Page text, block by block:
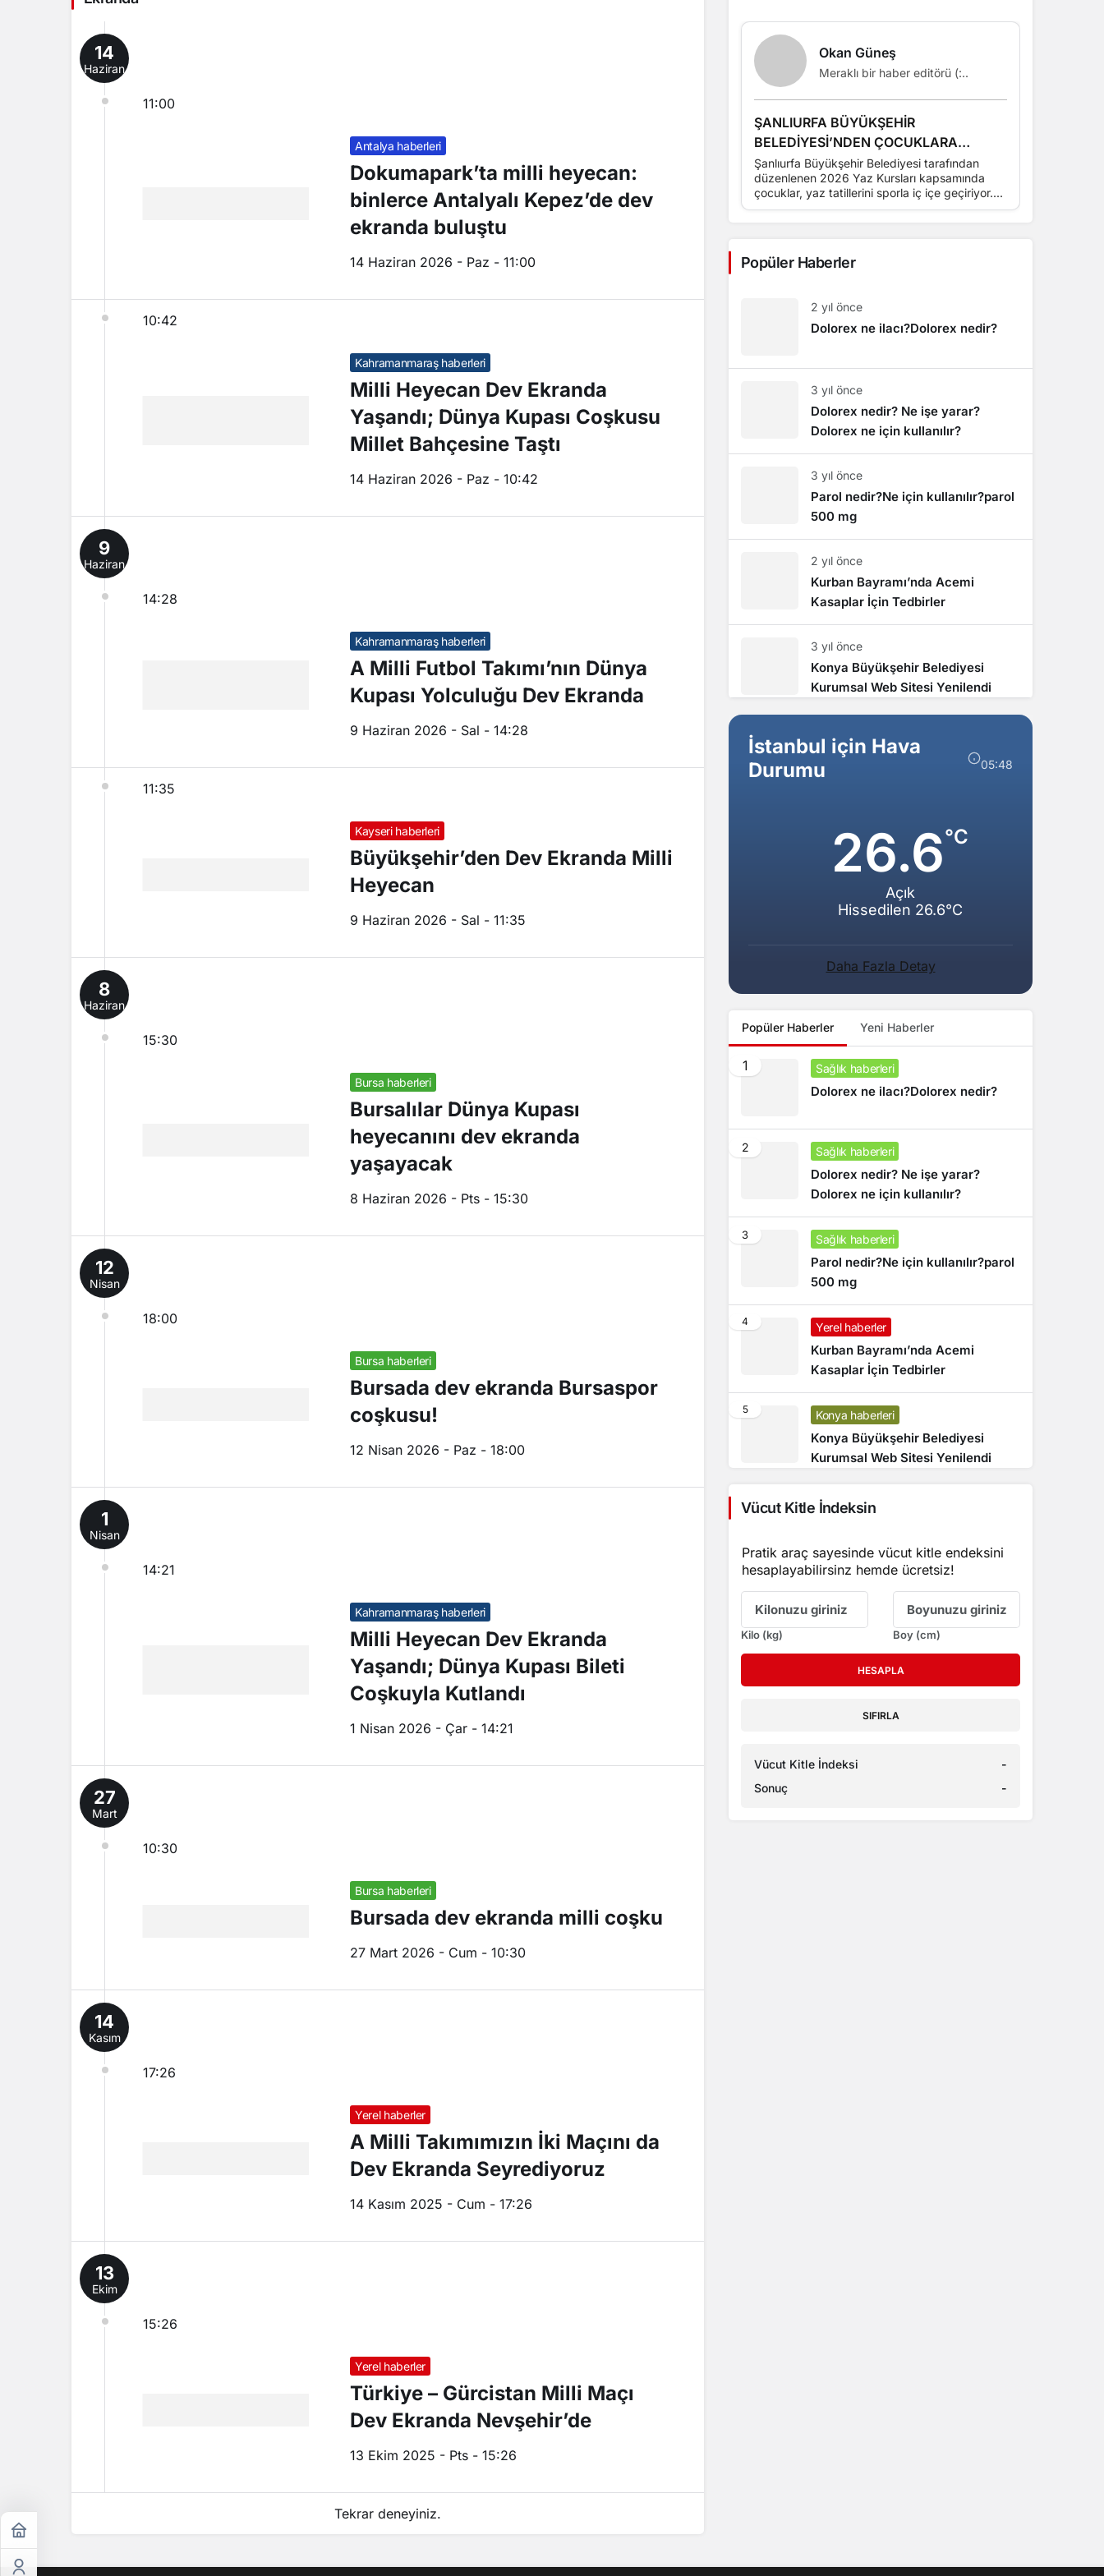
14
Haziran
11:00
Antalya haberleri
Dokumapark’ta milli heyecan:
binlerce Antalyalı Kepez’de dev
ekranda buluştu
14 Haziran 2026 - Paz - 11:00
10:42
Kahramanmaraş haberleri
Milli Heyecan Dev Ekranda
Yaşandı; Dünya Kupası Coşkusu
Millet Bahçesine Taştı
14 Haziran 2026 - Paz - 10:42
9
Haziran
14:28
Kahramanmaraş haberleri
A Milli Futbol Takımı’nın Dünya
Kupası Yolculuğu Dev Ekranda
9 Haziran 2026 - Sal - 14:28
11:35
Kayseri haberleri
Büyükşehir’den Dev Ekranda Milli
Heyecan
9 Haziran 2026 - Sal - 11:35
8
Haziran
15:30
Bursa haberleri
Bursalılar Dünya Kupası
heyecanını dev ekranda
yaşayacak
8 Haziran 2026 - Pts - 15:30
12
Nisan
18:00
Bursa haberleri
Bursada dev ekranda Bursaspor
coşkusu!
12 Nisan 2026 - Paz - 18:00
1
Nisan
14:21
Kahramanmaraş haberleri
Milli Heyecan Dev Ekranda
Yaşandı; Dünya Kupası Bileti
Coşkuyla Kutlandı
1 Nisan 2026 - Çar - 14:21
27
Mart
10:30
Bursa haberleri
Bursada dev ekranda milli coşku
27 Mart 2026 - Cum - 10:30
14
Kasım
17:26
Yerel haberler
A Milli Takımımızın İki Maçını da
Dev Ekranda Seyrediyoruz
14 Kasım 2025 - Cum - 17:26
13
Ekim
15:26
Yerel haberler
Türkiye – Gürcistan Milli Maçı
Dev Ekranda Nevşehir’de
13 Ekim 2025 - Pts - 15:26
Tekrar deneyiniz.
Okan Güneş
Meraklı bir haber editörü (:..
ŞANLIURFA BÜYÜKŞEHİR
BELEDİYESİ’NDEN ÇOCUKLARA
PROFESYONEL BASKETBOL EĞİTİMİ
Şanlıurfa Büyükşehir Belediyesi tarafından
düzenlenen 2026 Yaz Kursları kapsamında
çocuklar, yaz tatillerini sporla iç içe geçiriyor....
Popüler Haberler
2 yıl önce
Dolorex ne ilacı?Dolorex nedir?
3 yıl önce
Dolorex nedir? Ne işe yarar?
Dolorex ne için kullanılır?
3 yıl önce
Parol nedir?Ne için kullanılır?parol
500 mg
2 yıl önce
Kurban Bayramı’nda Acemi
Kasaplar İçin Tedbirler
3 yıl önce
Konya Büyükşehir Belediyesi
Kurumsal Web Sitesi Yenilendi
İstanbul için Hava
Durumu
05:48
26.6°C
Açık
Hissedilen 26.6°C
Daha Fazla Detay
Popüler Haberler Yeni Haberler
1 Sağlık haberleri
Dolorex ne ilacı?Dolorex nedir?
2 Sağlık haberleri
Dolorex nedir? Ne işe yarar?
Dolorex ne için kullanılır?
3 Sağlık haberleri
Parol nedir?Ne için kullanılır?parol
500 mg
4 Yerel haberler
Kurban Bayramı’nda Acemi
Kasaplar İçin Tedbirler
5 Konya haberleri
Konya Büyükşehir Belediyesi
Kurumsal Web Sitesi Yenilendi
Vücut Kitle İndeksin
Pratik araç sayesinde vücut kitle endeksini
hesaplayabilirsinz hemde ücretsiz!
Kilo (kg) Boy (cm)
HESAPLA
SIFIRLA
Vücut Kitle İndeksi
-
Sonuç
-